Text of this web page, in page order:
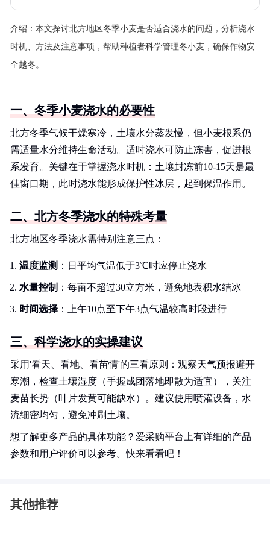
介绍： 本文探讨北方地区冬季小麦是否适合浇水的问题，分析浇水
时机、方法及注意事项，帮助种植者科学管理冬小麦，确保作物安
全越冬。
一、冬季小麦浇水的必要性
北方冬季气候干燥寒冷，土壤水分蒸发慢，但小麦根系仍
需适量水分维持生命活动。适时浇水可防止冻害，促进根
系发育。关键在于掌握浇水时机：土壤封冻前10-15天是最
佳窗口期，此时浇水能形成保护性冰层，起到保温作用。
二、北方冬季浇水的特殊考量
北方地区冬季浇水需特别注意三点：
温度监测 ：日平均气温低于3℃时应停止浇水
水量控制 ：每亩不超过30立方米，避免地表积水结冰
时间选择 ：上午10点至下午3点气温较高时段进行
三、科学浇水的实操建议
采用'看天、看地、看苗情'的三看原则：观察天气预报避开
寒潮，检查土壤湿度（手握成团落地即散为适宜），关注
麦苗长势（叶片发黄可能缺水）。建议使用喷灌设备，水
流细密均匀，避免冲刷土壤。
想了解更多产品的具体功能？爱采购平台上有详细的产品
参数和用户评价可以参考。快来看看吧！
其他推荐